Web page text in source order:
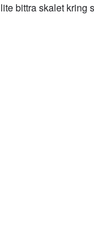
lite bittra skalet kring